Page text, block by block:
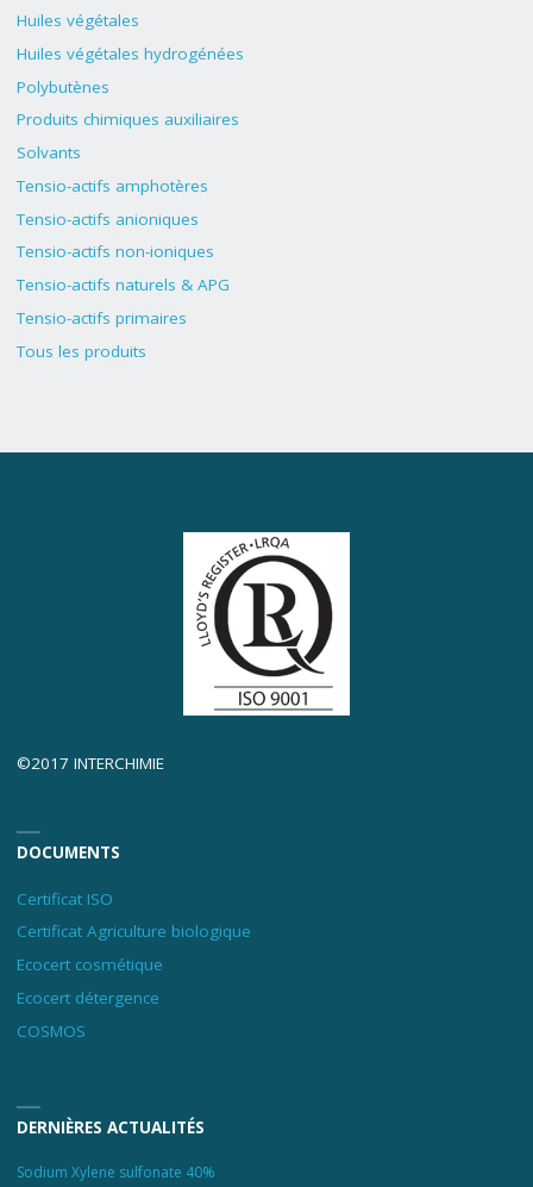
Huiles végétales
Huiles végétales hydrogénées
Polybutènes
Produits chimiques auxiliaires
Solvants
Tensio-actifs amphotères
Tensio-actifs anioniques
Tensio-actifs non-ioniques
Tensio-actifs naturels & APG
Tensio-actifs primaires
Tous les produits
©2017 INTERCHIMIE
DOCUMENTS
Certificat ISO
Certificat Agriculture biologique
Ecocert cosmétique
Ecocert détergence
COSMOS
DERNIÈRES ACTUALITÉS
Sodium Xylene sulfonate 40%